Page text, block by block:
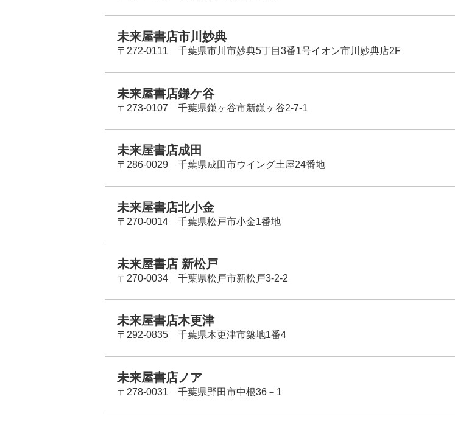
未来屋書店市川妙典
〒272-0111 千葉県市川市妙典5丁目3番1号イオン市川妙典店2F
未来屋書店鎌ケ谷
〒273-0107 千葉県鎌ヶ谷市新鎌ヶ谷2-7-1
未来屋書店成田
〒286-0029 千葉県成田市ウイング土屋24番地
未来屋書店北小金
〒270-0014 千葉県松戸市小金1番地
未来屋書店 新松戸
〒270-0034 千葉県松戸市新松戸3-2-2
未来屋書店木更津
〒292-0835 千葉県木更津市築地1番4
未来屋書店ノア
〒278-0031 千葉県野田市中根36－1